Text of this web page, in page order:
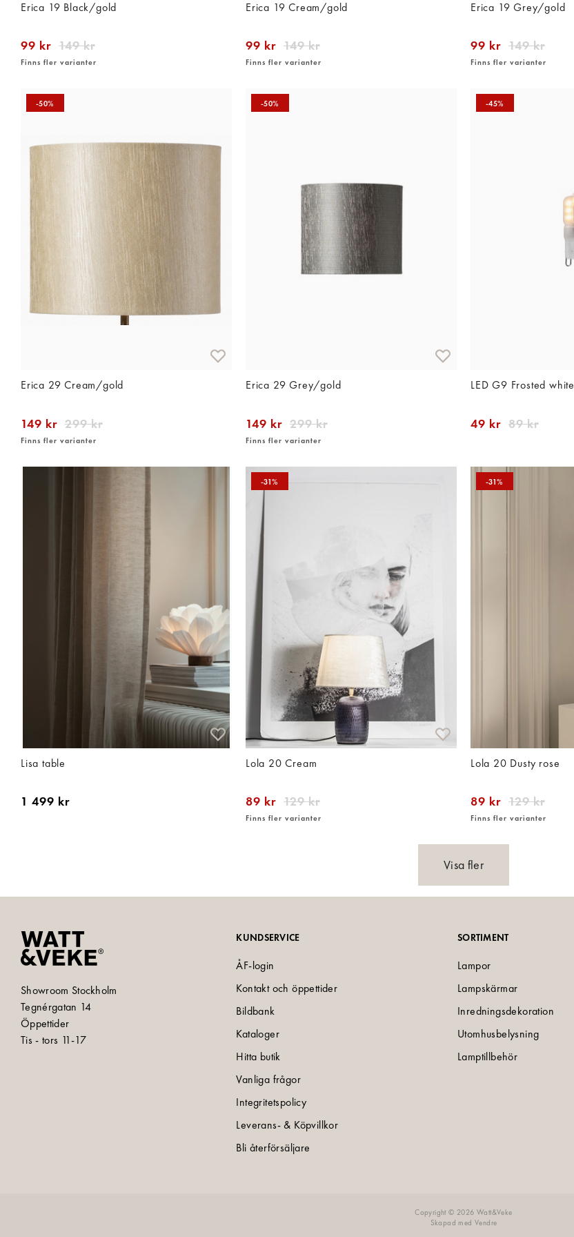
Erica 19 Black/gold
99 kr 149 kr
Finns fler varianter
Erica 19 Cream/gold
99 kr 149 kr
Finns fler varianter
Erica 19 Grey/gold
99 kr 149 kr
Finns fler varianter
-50%
Erica 29 Cream/gold
149 kr 299 kr
Finns fler varianter
-50%
Erica 29 Grey/gold
149 kr 299 kr
Finns fler varianter
-45%
LED G9 Frosted white
49 kr 89 kr
Lisa table
1 499 kr
-31%
Lola 20 Cream
89 kr 129 kr
Finns fler varianter
-31%
Lola 20 Dusty rose
89 kr 129 kr
Finns fler varianter
Visa fler
Showroom Stockholm
Tegnérgatan 14
Öppettider
Tis - tors 11-17
KUNDSERVICE
ÅF-login
Kontakt och öppettider
Bildbank
Kataloger
Hitta butik
Vanliga frågor
Integritetspolicy
Leverans- & Köpvillkor
Bli återförsäljare
SORTIMENT
Lampor
Lampskärmar
Inredningsdekoration
Utomhusbelysning
Lamptillbehör
Copyright © 2026 Watt&Veke
Skapad med Vendre